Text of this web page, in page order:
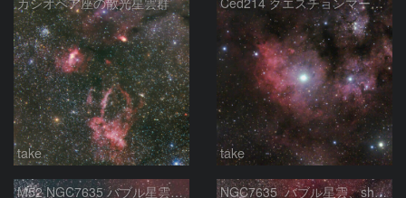
take take
M52 NGC7635 バブル星雲 Sh2-159 カシオペア座 NGC7635_バブル星雲、sh2-157_くわがた星雲